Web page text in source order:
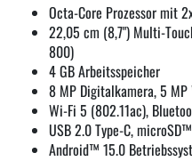
Octa-Core Prozessor mit
22,05 cm (8,7") Multi-
800)
4 GB Arbeitsspeicher
8 MP Digitalkamera, 5 MP
Wi-Fi 5 (802.11ac),
USB 2.0 Type-C,
Android™ 15.0